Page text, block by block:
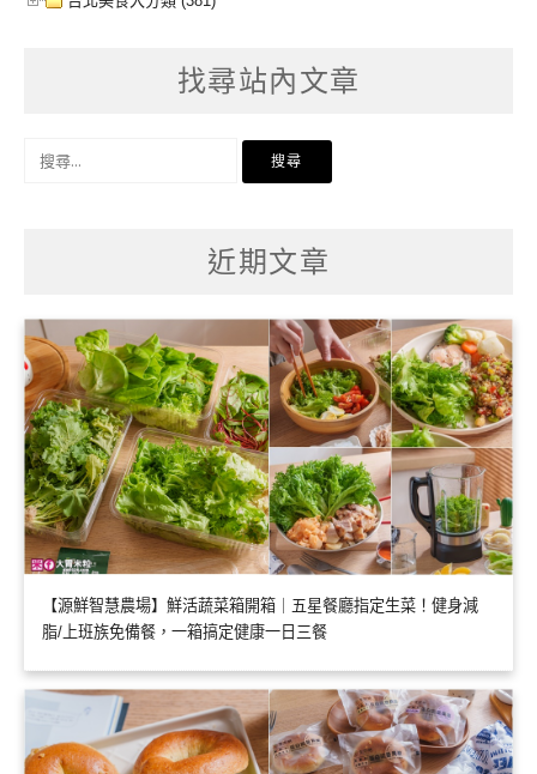
找尋站內文章
近期文章
【源鮮智慧農場】鮮活蔬菜箱開箱｜五星餐廳指定生菜！健身減
脂/上班族免備餐，一箱搞定健康一日三餐